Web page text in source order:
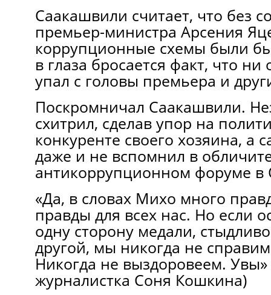
Саакашвили считает, что без
премьер-министра Арсения
коррупционные схемы были
в глаза бросается факт, что
упал с головы премьера и
Поскромничал Саакашвили.
схитрил, сделав упор на
конкуренте своего хозяина, а
даже и не вспомнил в
антикоррупционном форуме в
«Да, в словах Михо много
правды для всех нас. Но если
одну сторону медали,
другой, мы никогда не
Никогда не выздоровеем. Увы»
журналистка Соня Кошкина)